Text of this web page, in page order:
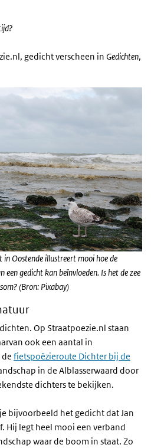
gedicht verscheen in Gedichten,
in Oostende illustreert mooi hoe de
gedicht kan beïnvloeden. Is het de zee
(Bron: Pixabay)
Op Straatpoezie.nl staan
link)
ook een aantal in
fietspoëzieroute Dichter bij de
in de Alblasserwaard door
dichters te bekijken.
bijvoorbeeld het gedicht dat Jan
Hij legt heel mooi een verband
waar de boom in staat. Zo